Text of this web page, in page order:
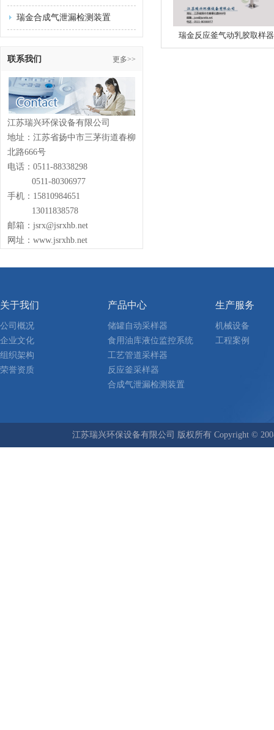
瑞金合成气泄漏检测装置
联系我们 更多>>
江苏瑞兴环保设备有限公司
地址：江苏省扬中市三茅街道春柳
北路666号
电话：0511-88338298
0511-80306977
手机：15810984651
13011838578
邮箱：jsrx@jsrxhb.net
网址：www.jsrxhb.net
瑞金反应釜气动乳胶取样器
关于我们
公司概况
企业文化
组织架构
荣誉资质
产品中心
储罐自动采样器
食用油库液位监控系统
工艺管道采样器
反应釜采样器
合成气泄漏检测装置
生产服务
机械设备
工程案例
江苏瑞兴环保设备有限公司 版权所有 Copyright ©